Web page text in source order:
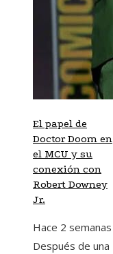
El papel de
Doctor Doom en
el MCU y su
conexión con
Robert Downey
Jr.
Hace 2 semanas
Después de una